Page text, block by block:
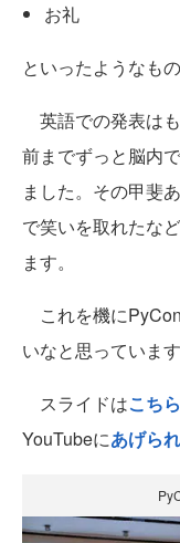
お礼
といったようなもの
英語での発表は
前までずっと脳内
ました。その甲斐
で笑いを取れたな
ます。
これを機に
いなと思っています
スライドはこちら
YouTubeにあげら